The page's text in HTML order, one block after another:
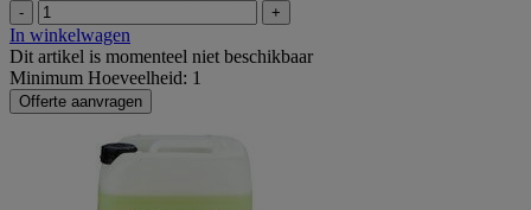
- +
In winkelwagen
Dit artikel is momenteel niet beschikbaar
Minimum Hoeveelheid: 1
Offerte aanvragen